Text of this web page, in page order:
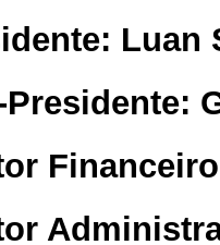
Luan
Presidente: